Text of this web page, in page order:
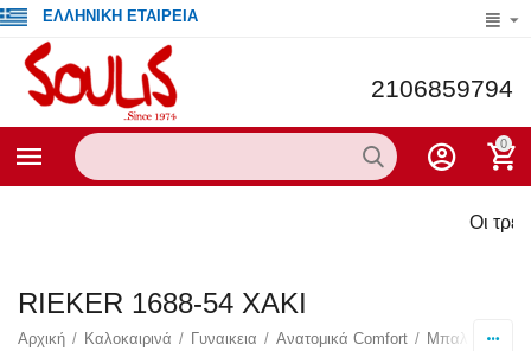
ΕΛΛΗΝΙΚΗ ΕΤΑΙΡΕΙΑ
2106859794
0
Οι τρέχουσες
RIEKER 1688-54 ΧΑΚΙ
Αρχική / Καλοκαιρινά / Γυναικεια / Ανατομικά Comfort / Μπαλαρίνες